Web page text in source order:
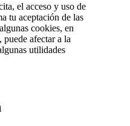
el acceso y uso de
tu aceptación de las
cookies, en
afectar a la
utilidades